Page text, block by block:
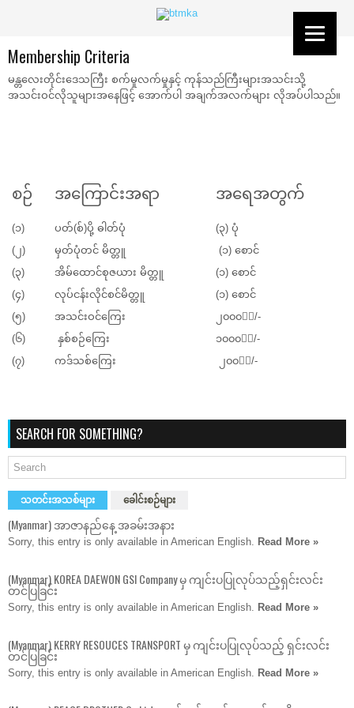
Membership Criteria
မန္တလေးတိုင်းဒေသကြီး စက်မှုလက်မှုနှင့် ကုန်သည်ကြီးများအသင်းသို့
အသင်းဝင်လိုသူများအနေဖြင့် အောက်ပါ အချက်အလက်များ လိုအပ်ပါသည်။
စဉ် အကြောင်းအရာ အရေအတွက်
(၁) ပတ်(စ်)ပို့ ဓါတ်ပုံ
(၃) ပုံ
(၂)
မှတ်ပုံတင် မိတ္တူ
(၁) စောင်
(၃)
အိမ်ထောင်စုဇယား မိတ္တူ
(၁) စောင်
(၄)
လုပ်ငန်းလိုင်စင်မိတ္တူ
(၁) စောင်
(၅)
အသင်းဝင်ကြေး
၂၀၀၀၀ိ/-
(၆)
နှစ်စဉ်ကြေး
၁၀၀၀၀ိ/-
(၇)
ကဒ်သစ်ကြေး ၂၀၀၀ိ/-
SEARCH FOR SOMETHING?
သတင်းအသစ်များ ခေါင်းစဉ်များ
(Myanmar) အာဇာနည်နေ့ အခမ်းအနား
Sorry, this entry is only available in American English. Read More »
(Myanmar) KOREA DAEWON GSI Company မှ ကျင်းပပြုလုပ်သည့်ရှင်းလင်း
တင်ပြခြင်း
Sorry, this entry is only available in American English. Read More »
(Myanmar) KERRY RESOUCES TRANSPORT မှ ကျင်းပပြုလုပ်သည့် ရှင်းလင်း
တင်ပြခြင်း
Sorry, this entry is only available in American English. Read More »